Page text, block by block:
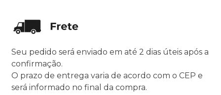
Seu pedido será enviado em até 2 dias úteis após a
confirmação.
O prazo de entrega varia de acordo com o CEP e
será informado no final da compra.